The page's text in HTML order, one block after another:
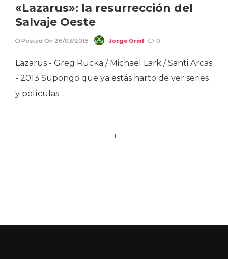
«Lazarus»: la resurrección del
Salvaje Oeste
Posted On 26/03/2018 Jorge Oriol 0
Lazarus - Greg Rucka / Michael Lark / Santi Arcas
- 2013 Supongo que ya estás harto de ver series
y películas …
1